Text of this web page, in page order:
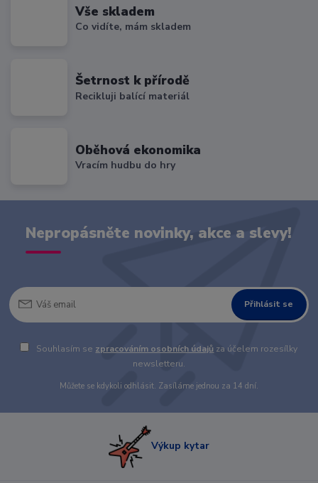
Vše skladem
Co vidíte, mám skladem
Šetrnost k přírodě
Recikluji balící materiál
Oběhová ekonomika
Vracím hudbu do hry
Nepropásněte novinky, akce a slevy!
Přihlásit se
Souhlasím se zpracováním osobních údajů za účelem rozesílky
newsletteru.
Můžete se kdykoli odhlásit. Zasíláme jednou za 14 dní.
Výkup kytar